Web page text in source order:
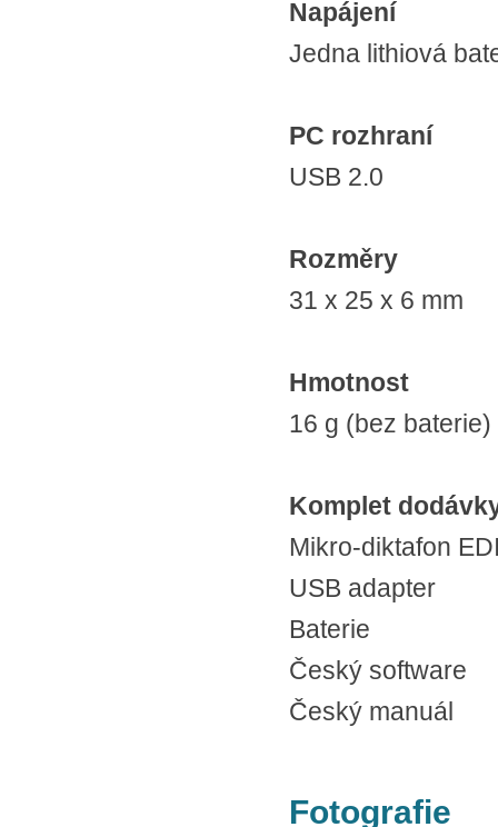
Napájení
Jedna lithiová
PC rozhraní
USB 2.0
Rozměry
31 x 25 x 6 mm
Hmotnost
16 g (bez baterie)
Komplet
Mikro-diktafon
USB adapter
Baterie
Český software
Český manuál
Fotografie